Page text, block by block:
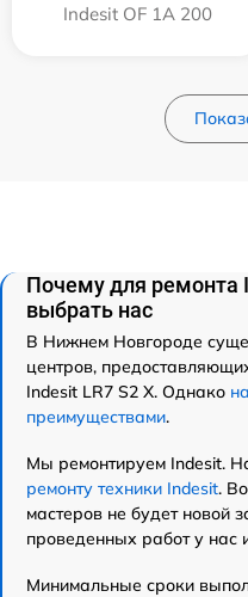
Indesit OF 1A 200
Почему для ремонта
выбрать нас
В Нижнем Новгороде
центров,
Indesit LR7 S2 X. Однако
преимуществами.
Мы ремонтируем Indesit.
ремонту техники Indesit.
мастеров не будет новой
проведенных работ у нас
Минимальные сроки